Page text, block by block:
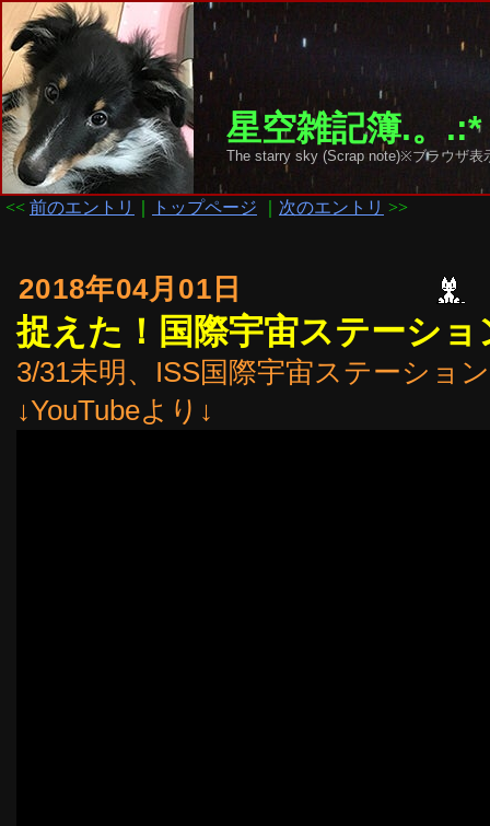
星空雑記簿.。
The starry sky (Scrap note)※ブラウザ
<< 前のエントリ トップページ 次のエントリ >>
2018年04月01日
捉えた！国際宇宙ステーシ
3/31未明、ISS国際宇宙ステーショ
↓YouTubeより↓